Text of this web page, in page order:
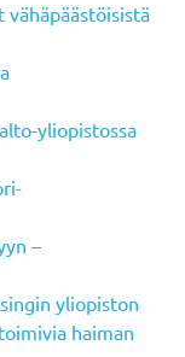
yliopistossa
–
yliopiston
haiman